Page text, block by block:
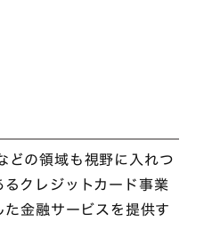
どの領域も視野に入れつ
クレジットカード事業
金融サービスを提供す